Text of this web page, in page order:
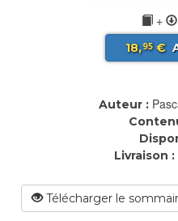
+
18,95€
Auteur :
Livraison :
Télécharger le